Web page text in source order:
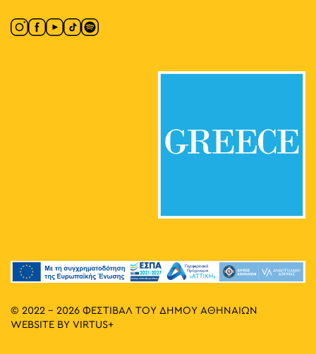
© 2022 - 2026 ΦΕΣΤΙΒΑΛ ΤΟΥ ΔΗΜΟΥ ΑΘΗΝΑΙΩΝ
WEBSITE BY VIRTUS+